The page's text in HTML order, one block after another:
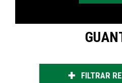
FILTRAR